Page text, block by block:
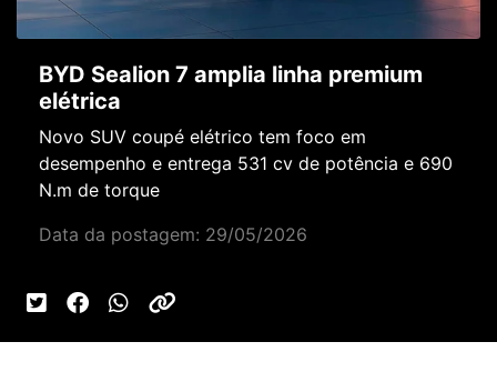
BYD Sealion 7 amplia linha premium
elétrica
Novo SUV coupé elétrico tem foco em
desempenho e entrega 531 cv de potência e 690
N.m de torque
Data da postagem: 29/05/2026